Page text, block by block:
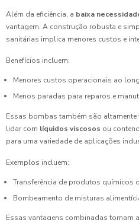
Além da eficiência, a baixa
vantagem. A construção robusta e
sanitárias implica menores custos e
Benefícios incluem:
Menores custos operacionais ao
Menos paradas para reparos e
Essas bombas também são altamente
lidar com líquidos viscosos ou
para uma variedade de aplicações
Exemplos incluem:
Transferência de produtos químicos
Bombeamento de misturas
Essas vantagens combinadas tornam